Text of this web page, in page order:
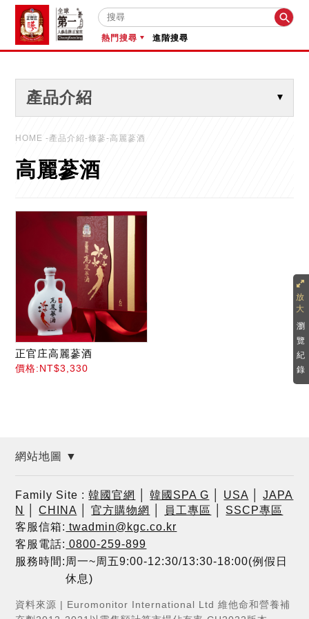

熱門搜尋 進階搜尋
產品介紹
HOME-產品介紹-條蔘-高麗蔘酒
高麗蔘酒
正官庄高麗蔘酒
價格:NT$3,330
瀏
覽
紀
錄
網站地圖 ▼
Family Site :韓國官網 │韓國SPA G USA │JAPA
N
│CHINA │官方購物網 員工專區
SSCP專區
客服信箱: twadmin@kgc.co.kr
客服電話: 0800-259-899
服務時間:周一~周五9:00-12:30/13:30-18:00(例假日
休息)
資料來源 | Euromonitor International Ltd 維他命和營養補